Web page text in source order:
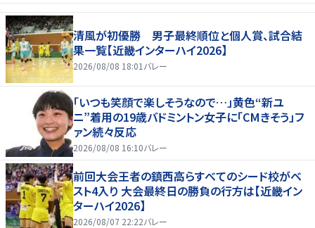
清風が初優勝 男子最終順位と個人賞、試合結
果一覧【近畿インターハイ2026】
2026/08/08 18:01 バレー
「いつも笑顔で楽しそうなので…」黄色“新ユ
ニ”着用の19歳バドミントン女子に「CMきそう」フ
ァン続々反応
2026/08/08 16:10バレー
前回大会王者の鎮西高らすべてのシード校がベ
スト4入り 大会最終日の勝負の行方は【近畿イン
ターハイ2026】
2026/08/07 22:22バレー